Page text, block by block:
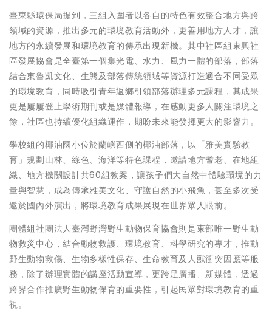
臺東縣環保局提到，三組入圍者以各自的特色有效整合地方與跨
領域的資源，推出多元的環境教育活動外，更善用地方人才，讓
地方的永續發展和環境教育的傳承出現新機。其中社區組東興社
區發展協會是全臺第一個集光電、水力、風力一體的部落，部落
結合東魯凱文化、生態及部落傳統領域等資源打造適合不同受眾
的環境教育，同時吸引青年返鄉引領部落辦理多元課程，其成果
更是屢屢登上學術期刊或是媒體報導，在感動更多人關注環境之
餘，社區也持續優化組織運作，期盼未來能發揮更大的影響力。
學校組的椰油國小位於蘭嶼西側的椰油部落，以「雅美實驗教
育」規劃山林、綠色、海洋等特色課程，邀請地方耆老、在地組
織、地方機關設計共60組教案，讓孩子們大自然中體驗環境的力
量與智慧，成為傳承雅美文化、守護自然的小飛魚，甚至多次受
邀於國內外演出，將環境教育成果展現在世界眾人眼前。
團體組社團法人臺灣野灣野生動物保育協會則是東部唯一野生動
物救災中心，結合動物救護、環境教育、科學研究的專才，推動
野生動物救傷、生物多樣性保存、生命教育及人獸衝突因應等服
務，除了辦理實體的講座活動宣導，更跨足廣播、新媒體，透過
跨界合作推廣野生動物保育的重要性，引起民眾對環境教育的重
視。